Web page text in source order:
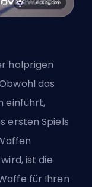
holprigen
das
einführt,
ersten Spiels
ist die
für Ihren